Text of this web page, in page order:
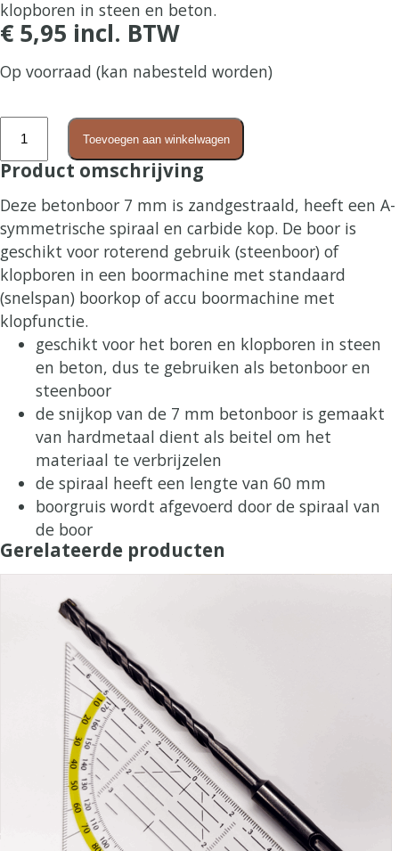
klopboren in steen en beton.
€ 5,95 incl. BTW
Op voorraad (kan nabesteld worden)
Betonboor
mm
aantal
Toevoegen aan winkelwagen
Product omschrijving
Deze betonboor 7 mm is zandgestraald, heeft een A-
symmetrische spiraal en carbide kop. De boor is
geschikt voor roterend gebruik (steenboor) of
klopboren in een boormachine met standaard
(snelspan) boorkop of accu boormachine met
klopfunctie.
geschikt voor het boren en klopboren in steen
en beton, dus te gebruiken als betonboor en
steenboor
de snijkop van de 7 mm betonboor is gemaakt
van hardmetaal dient als beitel om het
materiaal te verbrijzelen
de spiraal heeft een lengte van 60 mm
boorgruis wordt afgevoerd door de spiraal van
de boor
Gerelateerde producten